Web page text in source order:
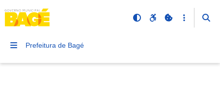
Prefeitura de Bagé